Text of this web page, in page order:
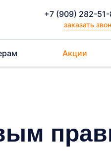
+7 (909) 282-
заказать
Акции